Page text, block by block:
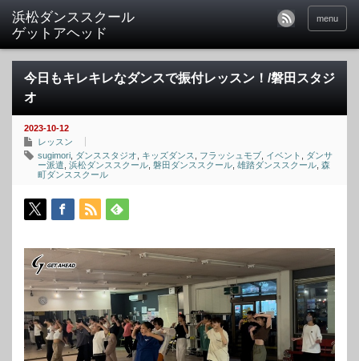
menu
今日もキレキレなダンスで振付レッスン！/磐田スタジ
オ
2023-10-12
レッスン
sugimori ダンススタジオ キッズダンス フラッシュモブ イベント
ダンサ
ー派遣 浜松ダンススクール 磐田ダンススクール 雄踏ダンススクール 森
町ダンススクール